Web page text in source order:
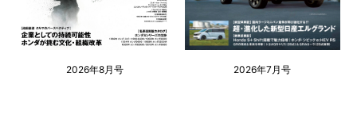
2026年8月号 2026年7月号